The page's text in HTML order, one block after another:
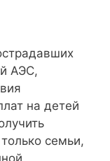
АЭС,
на детей
семьи,